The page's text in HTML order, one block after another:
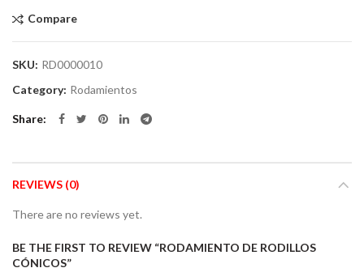
Compare
SKU: RD0000010
Category: Rodamientos
Share
REVIEWS (0)
There are no reviews yet.
BE THE FIRST TO REVIEW “RODAMIENTO DE RODILLOS
CÓNICOS”